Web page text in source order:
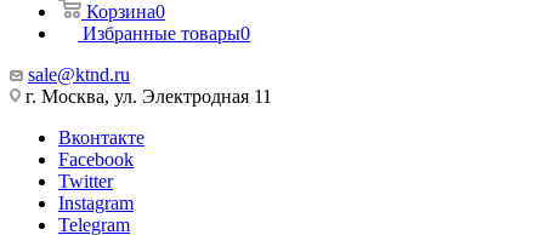
Корзина0
Избранные товары0
sale@ktnd.ru
г. Москва, ул. Электродная 11
Вконтакте
Facebook
Twitter
Instagram
Telegram